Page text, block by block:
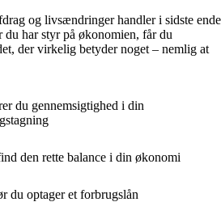
og livsændringer handler i sidste ende
du har styr på økonomien, får du
der virkelig betyder noget – nemlig at
du gennemsigtighed i din
den rette balance i din økonomi
du optager et forbrugslån